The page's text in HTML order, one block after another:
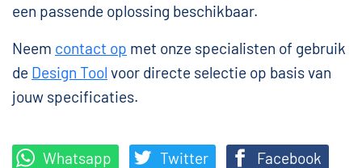
een passende oplossing beschikbaar.
Neem contact op met onze specialisten of gebruik
de Design Tool voor directe selectie op basis van
jouw specificaties.
Whatsapp Twitter
Facebook